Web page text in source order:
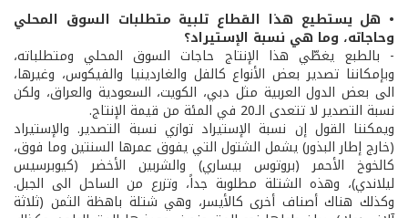
• هل يستطيع هذا القطاع تلبية متطلبات السوق المحلي
وحاجاته، وما هي نسبة الإستيراد؟
- بالطبع يغطّي هذا الإنتاج حاجات السوق المحلي ومتطلباته،
وبإمكاننا تصدير بعض الأنواع كالفل والغاردينيا والفيكوس، وغيرها،
الى بعض الدول العربية مثل دبي، الكويت، السعودية والعراق، ولكن
نسبة التصدير لا تتعدى الـ20 في المئة من قيمة الإنتاج.
ويمكننا القول إن نسبة الإستيراد توازي نسبة التصدير. والإستيراد
(خارج إطار البذور) يشمل الشتول التي يفوق عمرها السنتين وما فوق،
كالخوخ الأحمر (بروتوس بيساري) والشربين الأخضر (كيوبرسيس
ليلاندي)، وهذه الشتلة مطلوبة جداً، وتزرع من الساحل الى الجبل.
وكذلك هناك أصناف أخرى كالأيسر، وهي شتلة باهظة الثمن (ثلاثة